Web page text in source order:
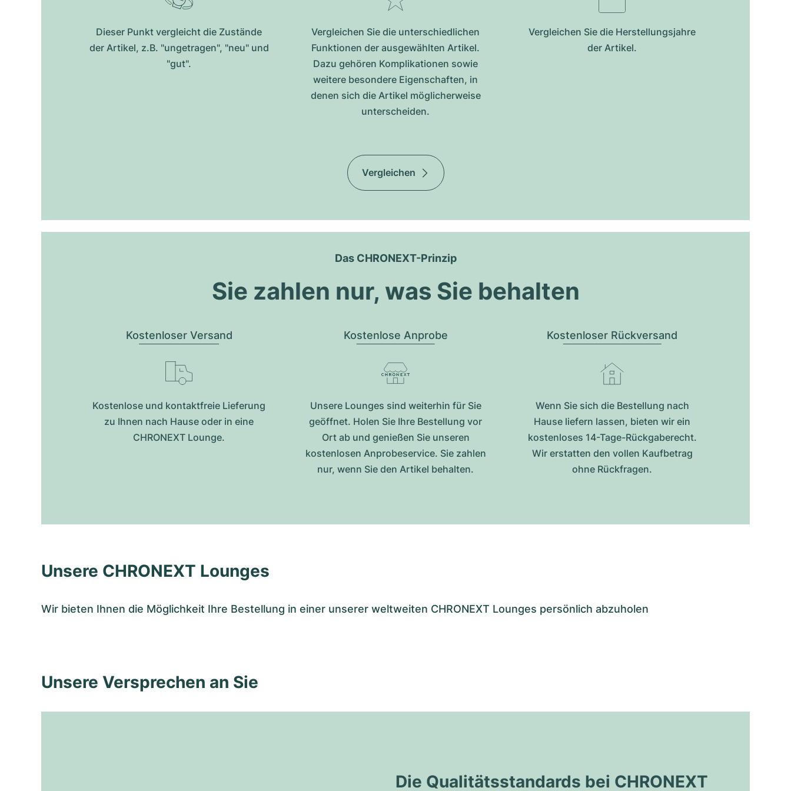
Dieser Punkt vergleicht die Zustände
der Artikel, z.B. "ungetragen", "neu" und
"gut".
Vergleichen Sie die unterschiedlichen
Funktionen der ausgewählten Artikel.
Dazu gehören Komplikationen sowie
weitere besondere Eigenschaften, in
denen sich die Artikel möglicherweise
unterscheiden.
Vergleichen Sie die Herstellungsjahre
der Artikel.
Vergleichen
Das CHRONEXT-Prinzip
Sie zahlen nur, was Sie behalten
Kostenloser Versand
Kostenlose und kontaktfreie Lieferung
zu Ihnen nach Hause oder in eine
CHRONEXT Lounge.
Kostenlose Anprobe
Unsere Lounges sind weiterhin für Sie
geöffnet. Holen Sie Ihre Bestellung vor
Ort ab und genießen Sie unseren
kostenlosen Anprobeservice. Sie zahlen
nur, wenn Sie den Artikel behalten.
Kostenloser Rückversand
Wenn Sie sich die Bestellung nach
Hause liefern lassen, bieten wir ein
kostenloses 14-Tage-Rückgaberecht.
Wir erstatten den vollen Kaufbetrag
ohne Rückfragen.
Unsere CHRONEXT Lounges
Wir bieten Ihnen die Möglichkeit Ihre Bestellung in einer unserer weltweiten CHRONEXT Lounges persönlich abzuholen
Unsere Versprechen an Sie
Die Qualitätsstandards bei CHRONEXT